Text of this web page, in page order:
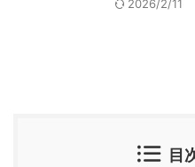
2026/2/11
目